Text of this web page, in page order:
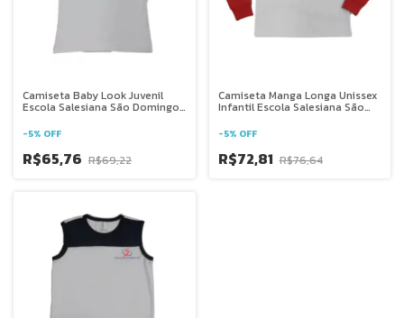
Camiseta Baby Look Juvenil
Escola Salesiana São Domingos
-5% OFF
R$65,76 R$69,22
Camiseta Manga Longa Unissex
Infantil Escola Salesiana São
-5% OFF
R$72,81 R$76,64